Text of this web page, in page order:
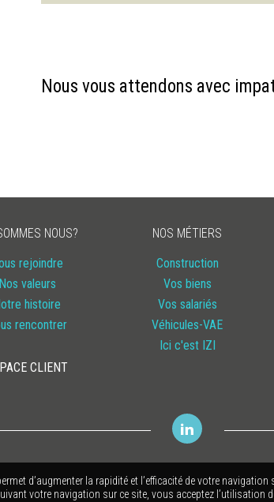
Nous vous attendons avec
NOUS?
rejoindre
Nos valeurs
histoire
rencontrer
CLIENT
NOS MÉTIERS
Construction
Vos biens
Vos salariés
Véhicules-VAE
Ici c'est IZI
d’augmenter la rapidité et l’efficacité de votre
votre navigation sur ce site, vous acceptez l’utilisation